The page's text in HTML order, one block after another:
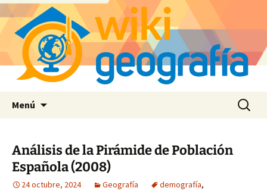
Menú Buscar:
Análisis de la Pirámide de Población
Española (2008)
24 octubre, 2024 Geografía demografía,